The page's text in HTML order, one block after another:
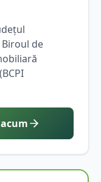
de
(BCPI